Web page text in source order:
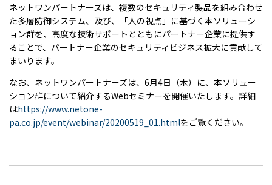
ネットワンパートナーズは、複数のセキュリティ製品を組み合わせ
た多層防御システム、及び、「人の視点」に基づく本ソリューシ
ョン群を、高度な技術サポートとともにパートナー企業に提供す
ることで、パートナー企業のセキュリティビジネス拡大に貢献して
まいります。
なお、ネットワンパートナーズは、6月4日（木）に、本ソリュー
ション群について紹介するWebセミナーを開催いたします。詳細
はhttps://www.netone-
pa.co.jp/event/webinar/20200519_01.htmlをご覧ください。